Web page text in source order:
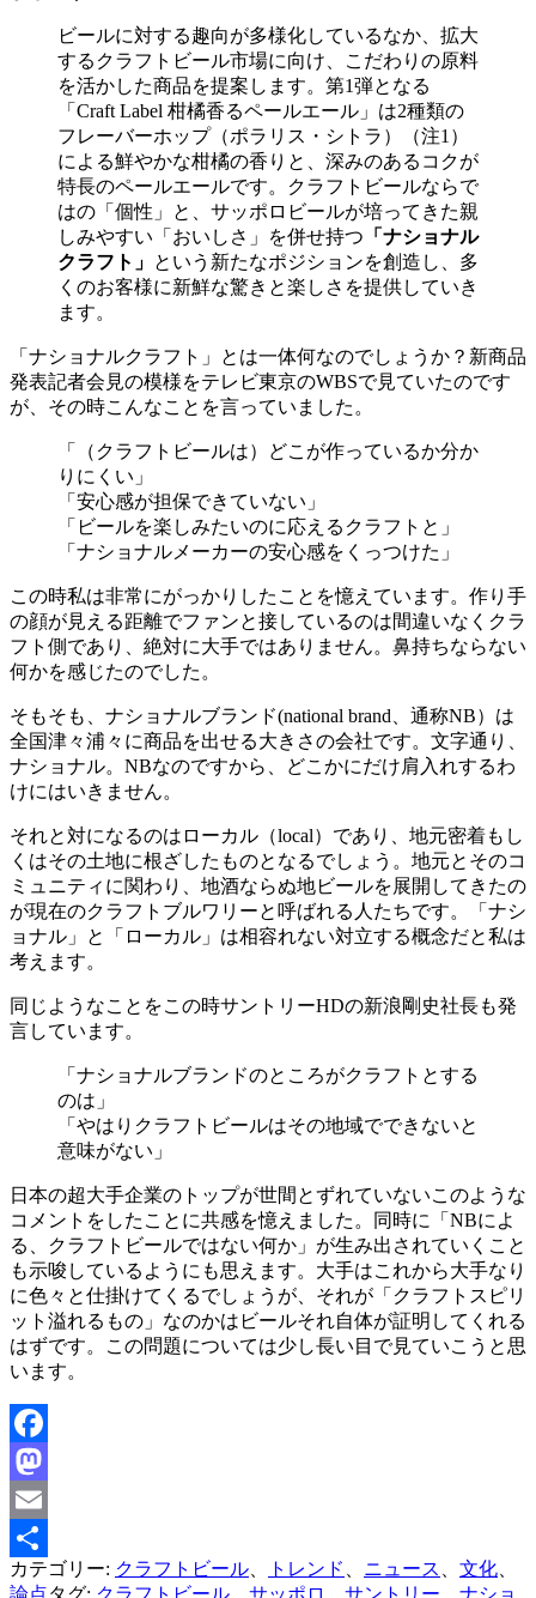
ビールに対する趣向が多様化しているなか、拡大
するクラフトビール市場に向け、こだわりの原料
を活かした商品を提案します。第1弾となる
「Craft Label 柑橘香るペールエール」は2種類の
フレーバーホップ（ポラリス・シトラ）（注1）
による鮮やかな柑橘の香りと、深みのあるコクが
特長のペールエールです。クラフトビールならで
はの「個性」と、サッポロビールが培ってきた親
しみやすい「おいしさ」を併せ持つ 「ナショナル
クラフト」 という新たなポジションを創造し、多
くのお客様に新鮮な驚きと楽しさを提供していき
ます。
「ナショナルクラフト」とは一体何なのでしょうか？新商品
発表記者会見の模様をテレビ東京のWBSで見ていたのです
が、その時こんなことを言っていました。
「（クラフトビールは）どこが作っているか分か
りにくい」
「安心感が担保できていない」
「ビールを楽しみたいのに応えるクラフトと」
「ナショナルメーカーの安心感をくっつけた」
この時私は非常にがっかりしたことを憶えています。作り手
の顔が見える距離でファンと接しているのは間違いなくクラ
フト側であり、絶対に大手ではありません。鼻持ちならない
何かを感じたのでした。
そもそも、ナショナルブランド(national brand、通称NB）は
全国津々浦々に商品を出せる大きさの会社です。文字通り、
ナショナル。NBなのですから、どこかにだけ肩入れするわ
けにはいきません。
それと対になるのはローカル（local）であり、地元密着もし
くはその土地に根ざしたものとなるでしょう。地元とそのコ
ミュニティに関わり、地酒ならぬ地ビールを展開してきたの
が現在のクラフトブルワリーと呼ばれる人たちです。「ナシ
ョナル」と「ローカル」は相容れない対立する概念だと私は
考えます。
同じようなことをこの時サントリーHDの新浪剛史社長も発
言しています。
「ナショナルブランドのところがクラフトとする
のは」
「やはりクラフトビールはその地域でできないと
意味がない」
日本の超大手企業のトップが世間とずれていないこのような
コメントをしたことに共感を憶えました。同時に「NBによ
る、クラフトビールではない何か」が生み出されていくこと
も示唆しているようにも思えます。大手はこれから大手なり
に色々と仕掛けてくるでしょうが、それが「クラフトスピリ
ット溢れるもの」なのかはビールそれ自体が証明してくれる
はずです。この問題については少し長い目で見ていこうと思
います。
Facebook
Mastodon
Email
共
カテゴリー: クラフトビール トレンド ニュース 文化
論点タグ: クラフトビール サッポロ サントリー ナショ